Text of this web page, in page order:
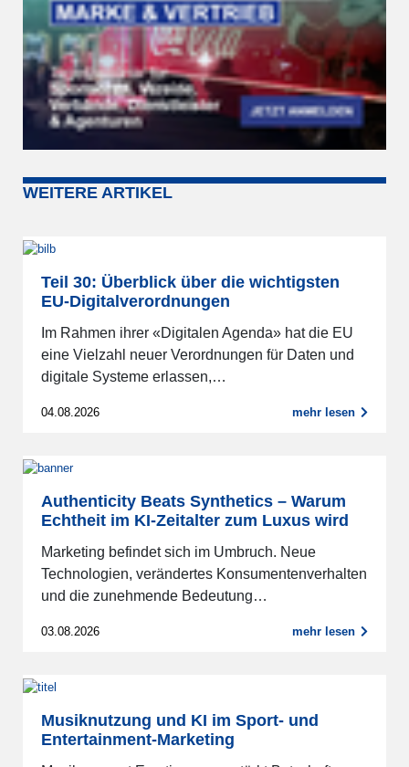
WEITERE ARTIKEL
Teil 30: Überblick über die wichtigsten
EU-Digitalverordnungen
Im Rahmen ihrer «Digitalen Agenda» hat die EU
eine Vielzahl neuer Verordnungen für Daten und
digitale Systeme erlassen,…
04.08.2026 mehr lesen
Authenticity Beats Synthetics – Warum
Echtheit im KI-Zeitalter zum Luxus wird
Marketing befindet sich im Umbruch. Neue
Technologien, verändertes Konsumentenverhalten
und die zunehmende Bedeutung…
03.08.2026 mehr lesen
Musiknutzung und KI im Sport- und
Entertainment-Marketing